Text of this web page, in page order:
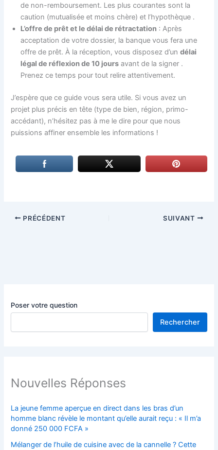
Poser votre question
Rechercher
Nouvelles Réponses
La jeune femme aperçue en direct dans les bras d’un
homme blanc révèle le montant qu’elle aurait reçu : « Il m’a
donné 250 000 FCFA »
Mélanger de l’huile de cuisine avec de la cannelle ? Cette
de non-remboursement. Les plus courantes sont la
caution (mutualisée et moins chère) et l’hypothèque .
L’offre de prêt et le délai de rétractation : Après
acceptation de votre dossier, la banque vous fera une
offre de prêt. À la réception, vous disposez d’undélai
légal de réflexion de 10 jours avant de la signer .
Prenez ce temps pour tout relire attentivement.
J’espère que ce guide vous sera utile. Si vous avez un
projet plus précis en tête (type de bien, région, primo-
accédant), n’hésitez pas à me le dire pour que nous
puissions affiner ensemble les informations !
PRÉCÉDENT SUIVANT